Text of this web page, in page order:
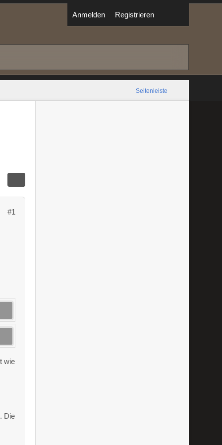
Anmelden Registrieren
Seitenleiste
#1
wie
Die